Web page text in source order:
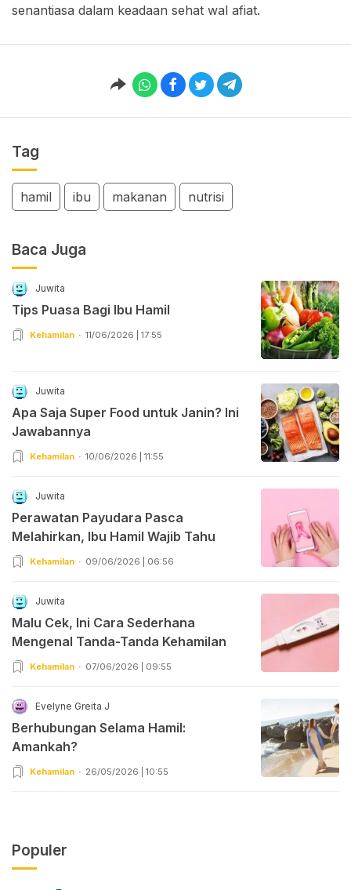
senantiasa dalam keadaan sehat wal afiat.
Tag
hamil ibu makanan nutrisi
Baca Juga
Juwita
Tips Puasa Bagi Ibu Hamil
Kehamilan 11/06/2026 | 17:55
Juwita
Apa Saja Super Food untuk Janin? Ini
Jawabannya
Kehamilan 10/06/2026 | 11:55
Juwita
Perawatan Payudara Pasca
Melahirkan, Ibu Hamil Wajib Tahu
Kehamilan 09/06/2026 | 06:56
Juwita
Malu Cek, Ini Cara Sederhana
Mengenal Tanda-Tanda Kehamilan
Kehamilan 07/06/2026 | 09:55
Evelyne Greita J
Berhubungan Selama Hamil:
Amankah?
Kehamilan 26/05/2026 | 10:55
Populer